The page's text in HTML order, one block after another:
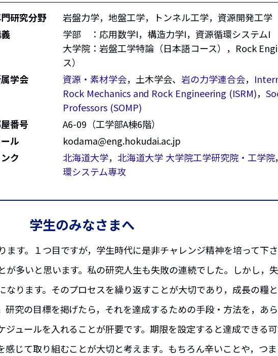
研究分野
岩盤力学，地盤工学，トンネル工学，資源開発工学
学部 ：応用数学I，構造力学I，資源循環システムI
大学院：岩盤工学特論（日本語コース），Rock
ス）
学会
資源・素材学会，土木学会、 岩の力学連合会，
Rock Mechanics and Rock Engineering (ISRM)，
Professors (SOMP)
番号
A6-09（工学部A棟6階）
ル
kodama@eng.hokudai.ac.jp
ク
北海道大学， 北海道大学 大学院工学研究院・工学院，
環システム専攻
学生のみなさまへ
す。１つ目ですが，学生時代に是非チャレンジ精神を培って下
多いと思います。私の研究人生も失敗の連続でした。しかし，
ります。そのプロセスを繰り返すことが大切であり，成長の糧
究の目標を掲げたら，それを達成するための手段・方法を，あ
ュールを入れることが肝要です。期限を設定すると達成できる
じて取り組むことが大切と考えます。もちろん辛いことや，つ